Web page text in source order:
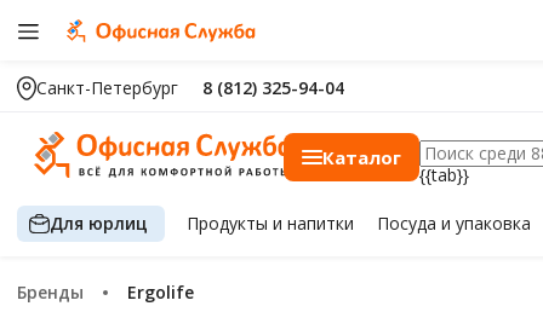
Санкт-Петербург 8 (812) 325-94-04
Каталог
{{tab}}
Для юрлиц Продуктыи напитки Посуда и упаковка
Бренды Ergolife